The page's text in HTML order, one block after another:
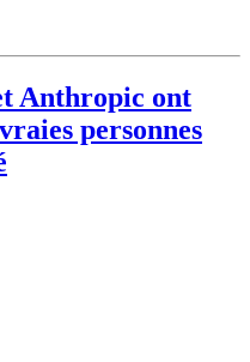
Anthropic ont
personnes